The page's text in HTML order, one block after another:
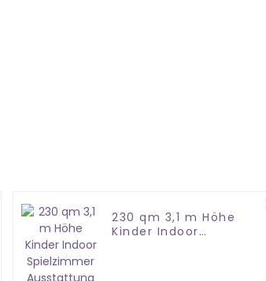
230 qm 3,1 m Höhe
Kinder Indoor